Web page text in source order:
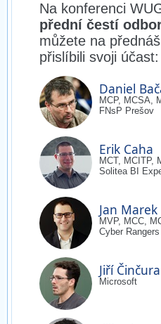
Na konferenci
přední čestí
můžete na
přislíbili svoji účast:
Daniel
MCP, MCSA,
FNsP Prešov
Erik Caha
MCT, MCITP,
Solitea BI
Jan Marek
MVP, MCC,
Cyber
Jiří Činčura
Microsoft